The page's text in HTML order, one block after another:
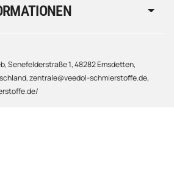
Senefelderstraße 1, 48282 Emsdetten,
zentrale@veedol-schmierstoffe.de,